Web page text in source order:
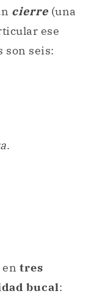
cierre (una
ese
son seis:
.
tres
bucal: